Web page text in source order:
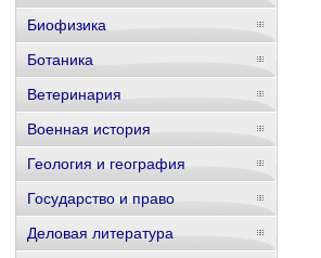
Биофизика
Ботаника
Ветеринария
Военная история
Геология и география
Государство и право
Деловая литература